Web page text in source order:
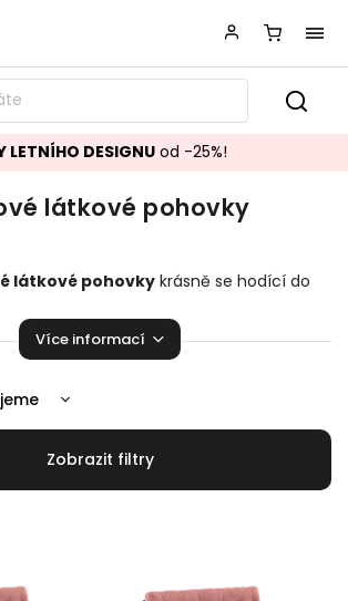
LETNÍHO DESIGNU od -25%!
látkové pohovky
látkové pohovky krásně se hodící do
vašeho domova.
Více informací